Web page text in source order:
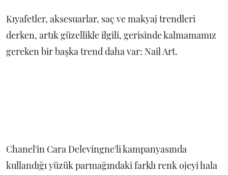
Kıyafetler, aksesuarlar, saç ve makyaj trendleri
derken, artık güzellikle ilgili, gerisinde kalmamamız
gereken bir başka trend daha var: Nail Art.
Chanel'in Cara Delevingne'li kampanyasında
kullandığı yüzük parmağındaki farklı renk ojeyi hala